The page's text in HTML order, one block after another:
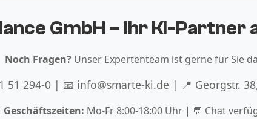
GmbH – Ihr KI-Partner
Noch Fragen? Unser Expertenteam ist gerne für Sie
51 294-0 | 📧 info@smarte-ki.de | 📍 Georgstr.
Geschäftszeiten: Mo-Fr 8:00-18:00 Uhr | 💬 Chat